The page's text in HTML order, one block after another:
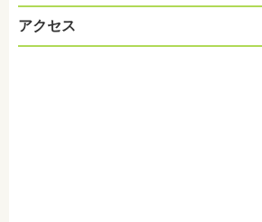
アクセス